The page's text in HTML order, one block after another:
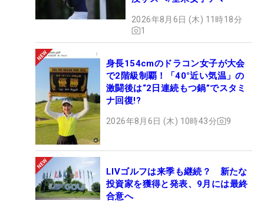
2026年8月6日 (木) 11時18分
1
身長154cmのドラコン女子が大会
で2階級制覇！「40°近い気温」の
激闘後は“2日連続もつ鍋”でスタミ
ナ回復!?
2026年8月6日 (木) 10時43分 9
LIVゴルフは来季も継続？ 新たな
投資家を獲得と発表、9月には最終
合意へ